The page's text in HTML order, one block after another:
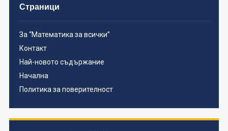
Страници
За “Математика за всички”
Контакт
Най-новото съдържание
Начална
Политика за поверителност